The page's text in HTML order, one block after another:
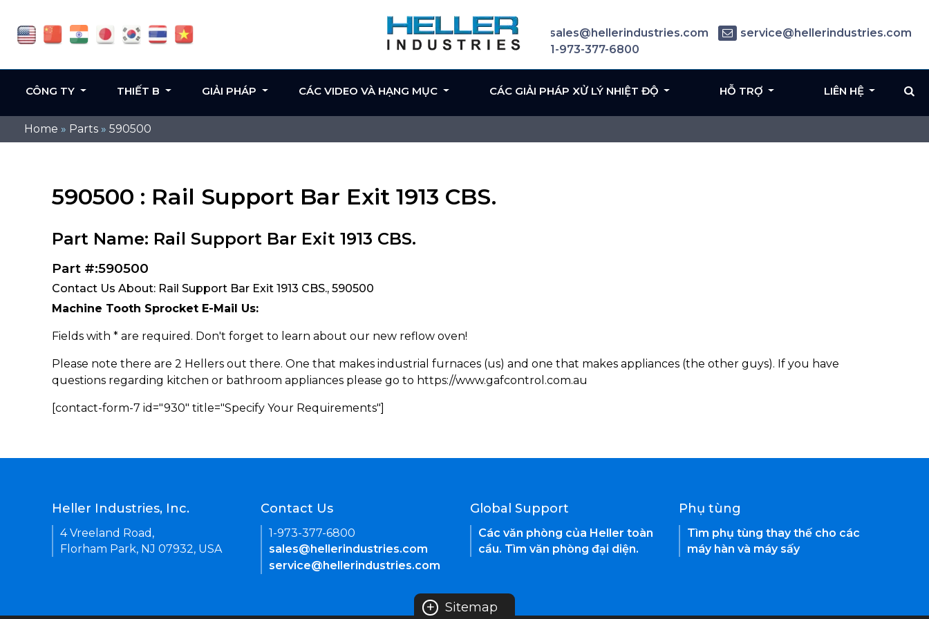
Home » Parts » 590500
590500 : Rail Support Bar Exit 1913 CBS.
Part Name: Rail Support Bar Exit 1913 CBS.
Part #:590500
Contact Us About: Rail Support Bar Exit 1913 CBS., 590500
Machine Tooth Sprocket E-Mail Us:
Fields with * are required. Don't forget to learn about our new reflow oven!
Please note there are 2 Hellers out there. One that makes industrial furnaces (us) and one that makes appliances (the other guys). If you have
questions regarding kitchen or bathroom appliances please go to https://www.gafcontrol.com.au
[contact-form-7 id="930" title="Specify Your Requirements"]
sales@hellerindustries.com
service@hellerindustries.com
1-973-377-6800
CÔNG TY THIẾT B GIẢI PHÁP CÁC VIDEO VÀ HẠNG MỤC CÁC GIẢI PHÁP XỬ LÝ NHIỆT ĐỘ HỖ TRỢ LIÊN HỆ
Heller Industries, Inc.
4 Vreeland Road,
Florham Park, NJ 07932, USA
Contact Us
1-973-377-6800
sales@hellerindustries.com
service@hellerindustries.com
Global Support
Các văn phòng của Heller toàn
cầu. Tìm văn phòng đại diện.
Phụ tùng
Tìm phụ tùng thay thế cho các
máy hàn và máy sấy
+ Sitemap